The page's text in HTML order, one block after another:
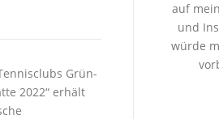
Grün-
2022“ erhält
auf
und
würde